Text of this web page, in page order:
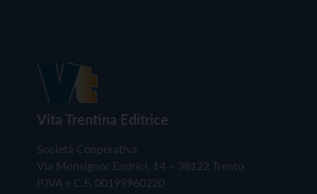
Vita Trentina Editrice
Società Cooperativa
Via Monsignor Endrici, 14 – 38122 Trento
P.IVA e C.F. 00199960220